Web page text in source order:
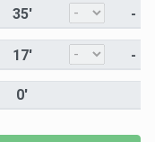
35' -
17' -
0'